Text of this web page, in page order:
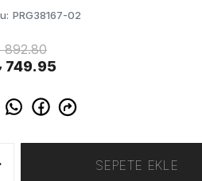
: PRG38167-02
892.80
749.95
SEPETE EKLE